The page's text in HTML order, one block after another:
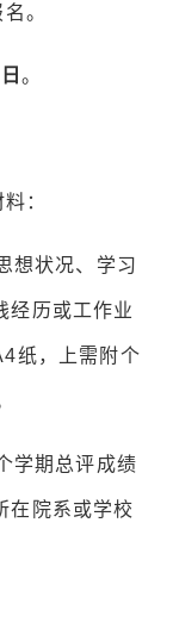
。
日 。
：
想状况、学习
经历或工作业
纸，上需附个
学期总评成绩
在院系或学校